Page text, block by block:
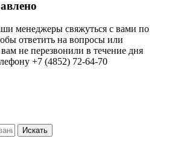
менеджеры свяжуться с вами по
ответить на вопросы или
не перезвонили в течение дня
+7 (4852) 72-64-70